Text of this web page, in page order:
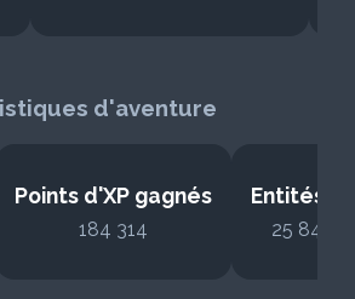
d'aventure
Points d'XP gagnés
184 314
Entités
25 840